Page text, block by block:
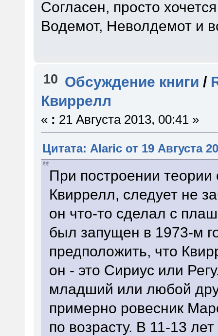
Согласен, просто
Водемот, Неволдемот и
10 Обсуждение книги /
Квиррелл
« : 21 Августа 2013, 00:41 »
Цитата: Alaric от 19 Августа
При построении
Квиррелл, следует не
он что-то сделал с
был запущен в 1973-м
предположить, что
он - это Сириус или
младший или любой
примерно ровесник
по возрасту. В 11-13